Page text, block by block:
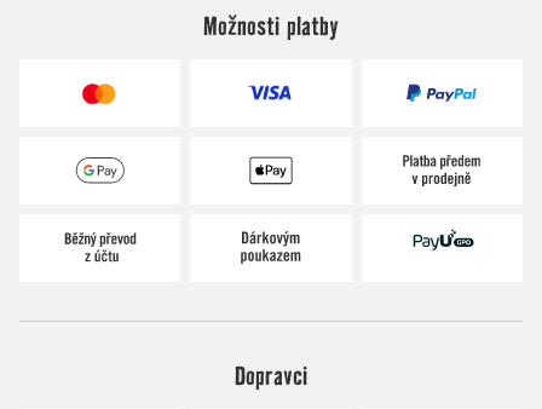
Možnosti platby
Dopravci